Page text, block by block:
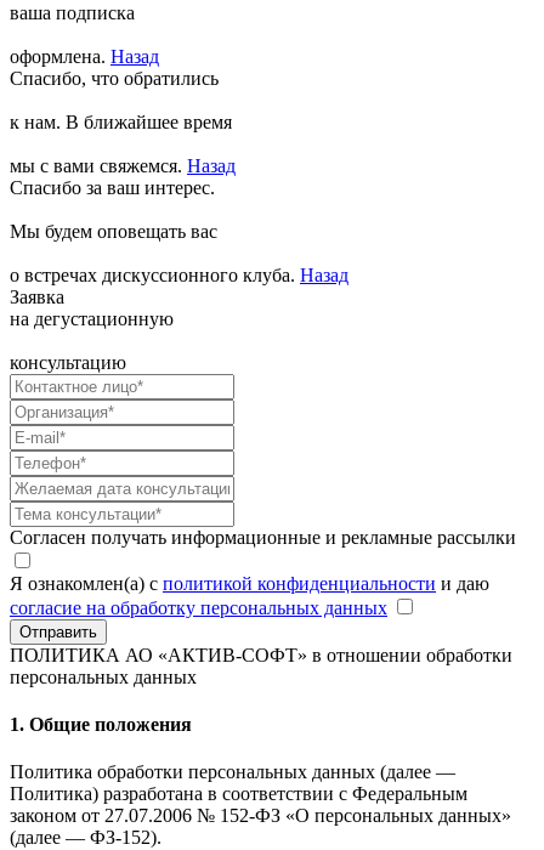
ваша подписка
оформлена. Назад
Спасибо, что обратились
к нам. В ближайшее время
мы с вами свяжемся. Назад
Спасибо за ваш интерес.
Мы будем оповещать вас
о встречах дискуссионного клуба. Назад
Заявка
на дегустационную
консультацию
Согласен получать информационные и рекламные рассылки
Я ознакомлен(а) с политикой конфиденциальности и даю
согласие на обработку персональных данных
Отправить
ПОЛИТИКА АО «АКТИВ-СОФТ» в отношении обработки
персональных данных
1. Общие положения
Политика обработки персональных данных (далее —
Политика) разработана в соответствии с Федеральным
законом от 27.07.2006 № 152-ФЗ «О персональных данных»
(далее — ФЗ-152).